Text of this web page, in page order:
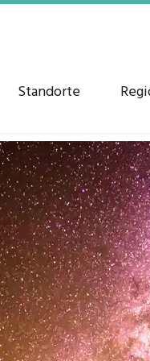
Standorte